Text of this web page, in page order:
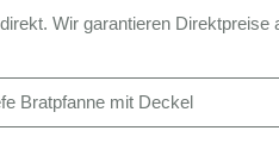
Wir garantieren Direktpreise
Bratpfanne mit Deckel